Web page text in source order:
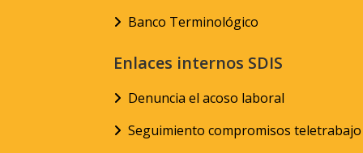
Banco Terminológico
Enlaces internos SDIS
Denuncia el acoso laboral
Seguimiento compromisos teletrabajo